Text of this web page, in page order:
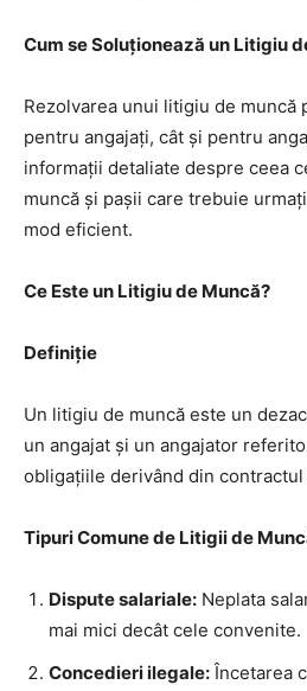
Cum se Soluționează un Litigiu
Rezolvarea unui litigiu de muncă
pentru angajați, cât și pentru
informații detaliate despre ceea
muncă și pașii care trebuie
mod eficient.
Ce Este un Litigiu de Muncă?
Definiție
Un litigiu de muncă este un
un angajat și un angajator
obligațiile derivând din contractul
Tipuri Comune de Litigii de
Dispute salariale: Neplata
mai mici decât cele convenite.
Concedieri ilegale: Încetarea